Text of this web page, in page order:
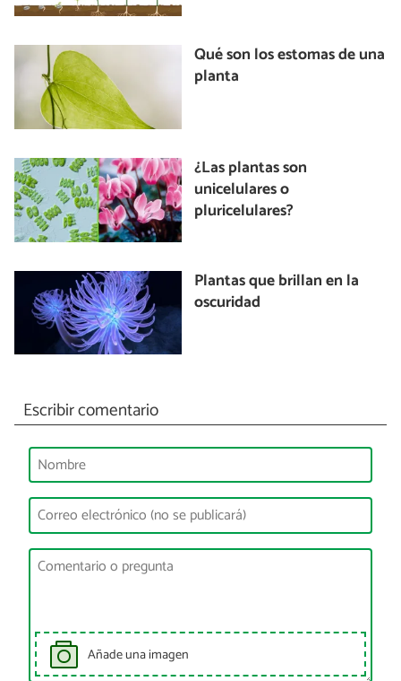
Qué son los estomas de una
planta
¿Las plantas son
unicelulares o
pluricelulares?
Plantas que brillan en la
oscuridad
Escribir comentario
Añade una imagen